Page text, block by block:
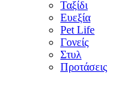
Ταξίδι
Ευεξία
Pet Life
Γονείς
Στυλ
Προτάσεις